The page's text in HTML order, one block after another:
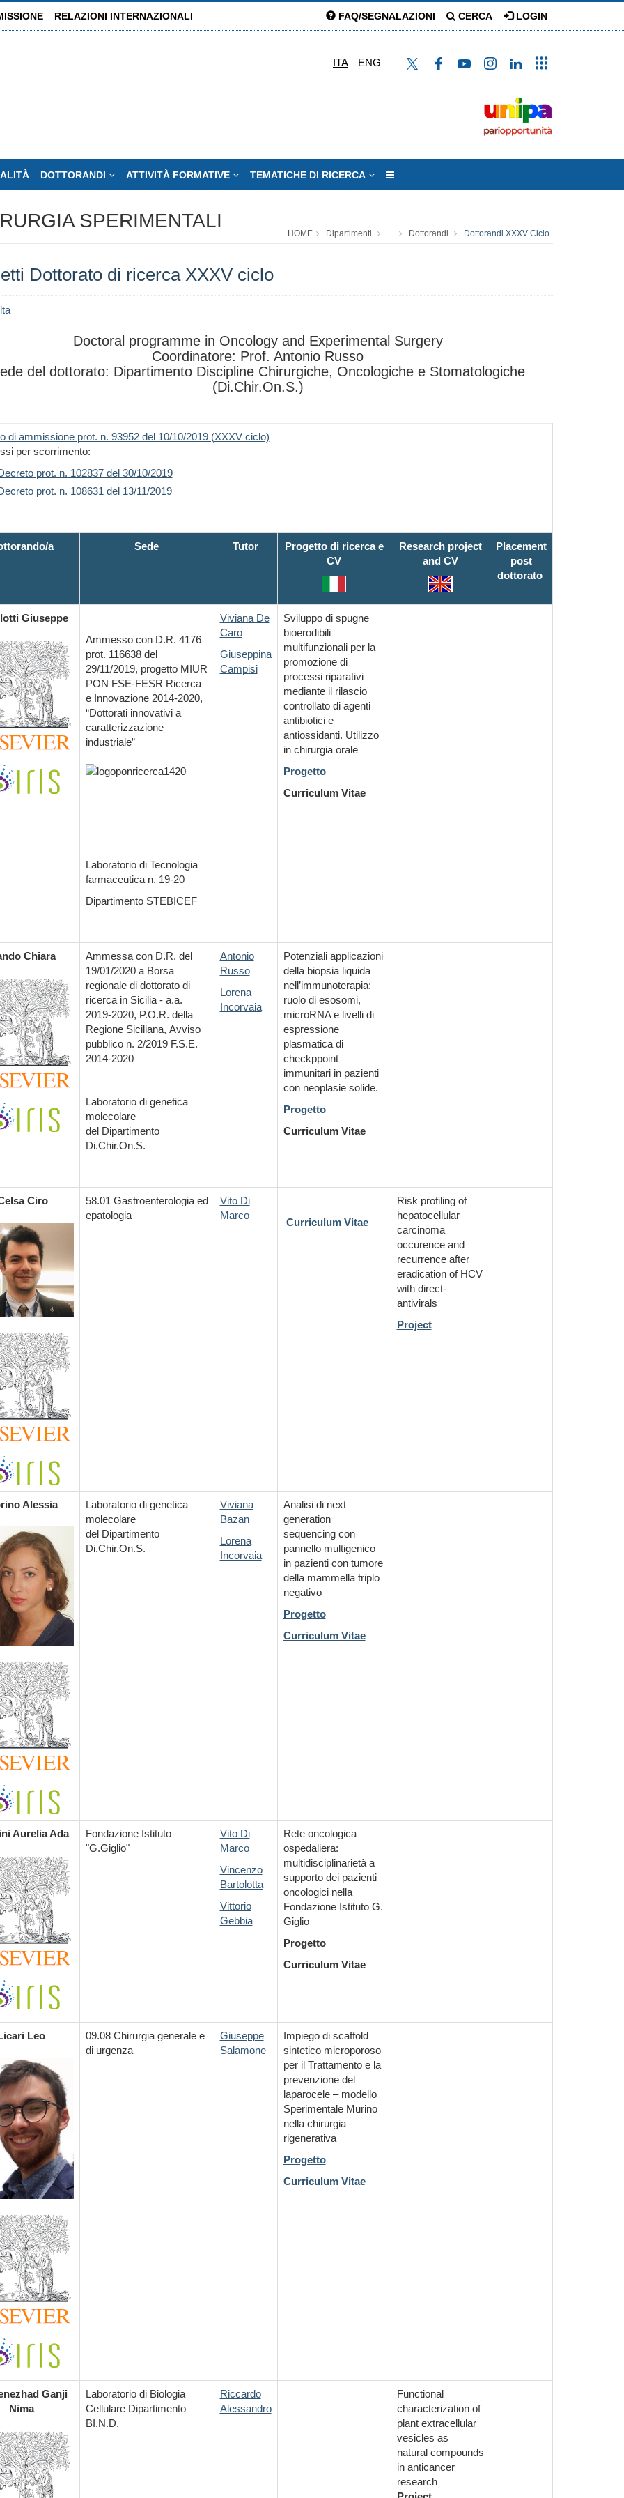
RELAZIONI INTERNAZIONALI FAQ/SEGNALAZIONI CERCA LOGIN
ITA ENG
DOTTORANDI ATTIVITÀ FORMATIVE TEMATICHE DI RICERCA
SPERIMENTALI
HOME Dipartimenti ... Dottorandi Dottorandi XXXV Ciclo
Dottorato di ricerca XXXV ciclo
Doctoral programme in Oncology and Experimental Surgery
Coordinatore: Prof. Antonio Russo
del dottorato: Dipartimento Discipline Chirurgiche, Oncologiche e Stomatologiche
(Di.Chir.On.S.)
di ammissione prot. n. 93952 del 10/10/2019 (XXXV ciclo)
per scorrimento:
prot. n. 102837 del 30/10/2019
prot. n. 108631 del 13/11/2019
a Sede Tutor
Progetto di ricerca e
CV
Research project
and CV
Placement
post
dottorato
Giuseppe
Ammesso con D.R. 4176
prot. 116638 del
29/11/2019, progetto MIUR
PON FSE-FESR Ricerca
e Innovazione 2014-2020,
“Dottorati innovativi a
caratterizzazione
industriale”
Laboratorio di Tecnologia
farmaceutica n. 19-20
Dipartimento STEBICEF
Viviana De
Caro
Giuseppina
Campisi
Sviluppo di spugne
bioerodibili
multifunzionali per la
promozione di
processi riparativi
mediante il rilascio
controllato di agenti
antibiotici e
antiossidanti. Utilizzo
in chirurgia orale
Progetto
Curriculum Vitae
Chiara
Ammessa con D.R. del
19/01/2020 a Borsa
regionale di dottorato di
ricerca in Sicilia - a.a.
2019-2020, P.O.R. della
Regione Siciliana, Avviso
pubblico n. 2/2019 F.S.E.
2014-2020
Laboratorio di genetica
molecolare
del Dipartimento
Di.Chir.On.S.
Antonio
Russo
Lorena
Incorvaia
Potenziali applicazioni
della biopsia liquida
nell’immunoterapia:
ruolo di esosomi,
microRNA e livelli di
espressione
plasmatica di
checkppoint
immunitari in pazienti
con neoplasie solide.
Progetto
Curriculum Vitae
Ciro
58.01 Gastroenterologia ed
epatologia
Vito Di
Marco
Curriculum Vitae
Risk profiling of
hepatocellular
carcinoma
occurence and
recurrence after
eradication of HCV
with direct-
antivirals
Project
Alessia
Laboratorio di genetica
molecolare
del Dipartimento
Di.Chir.On.S.
Viviana
Bazan
Lorena
Incorvaia
Analisi di next
generation
sequencing con
pannello multigenico
in pazienti con tumore
della mammella triplo
negativo
Progetto
Curriculum Vitae
Aurelia Ada
Fondazione Istituto
"G.Giglio"
Vito Di
Marco
Vincenzo
Bartolotta
Vittorio
Gebbia
Rete oncologica
ospedaliera:
multidisciplinarietà a
supporto dei pazienti
oncologici nella
Fondazione Istituto G.
Giglio
Progetto
Curriculum Vitae
Leo
09.08 Chirurgia generale e
di urgenza
Giuseppe
Salamone
Impiego di scaffold
sintetico microporoso
per il Trattamento e la
prevenzione del
laparocele – modello
Sperimentale Murino
nella chirurgia
rigenerativa
Progetto
Curriculum Vitae
Ganji
Nima
Laboratorio di Biologia
Cellulare Dipartimento
BI.N.D.
Riccardo
Alessandro
Functional
characterization of
plant extracellular
vesicles as
natural compounds
in anticancer
research